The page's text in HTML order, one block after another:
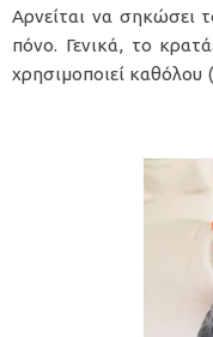
Αρνείται να σηκώσει
πόνο. Γενικά, το
χρησιμοποιεί καθόλου